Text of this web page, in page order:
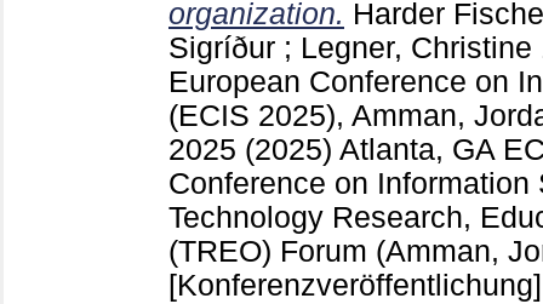
organization. Harder
Sigríður ; Legner, Christine
European Conference on
(ECIS 2025), Amman,
2025 (2025) Atlanta, GA
Conference on
Technology Research,
(TREO) Forum (Amman,
[Konferenzveröffentlichung]